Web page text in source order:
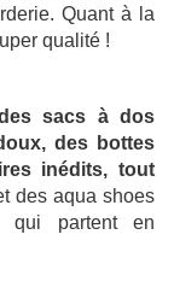
Quant à la
qualité !
sacs à dos
des bottes
inédits, tout
des aqua shoes
qui partent en